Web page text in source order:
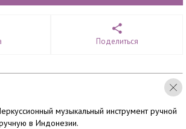
Поделиться
музыкальный инструмент ручной
в Индонезии.